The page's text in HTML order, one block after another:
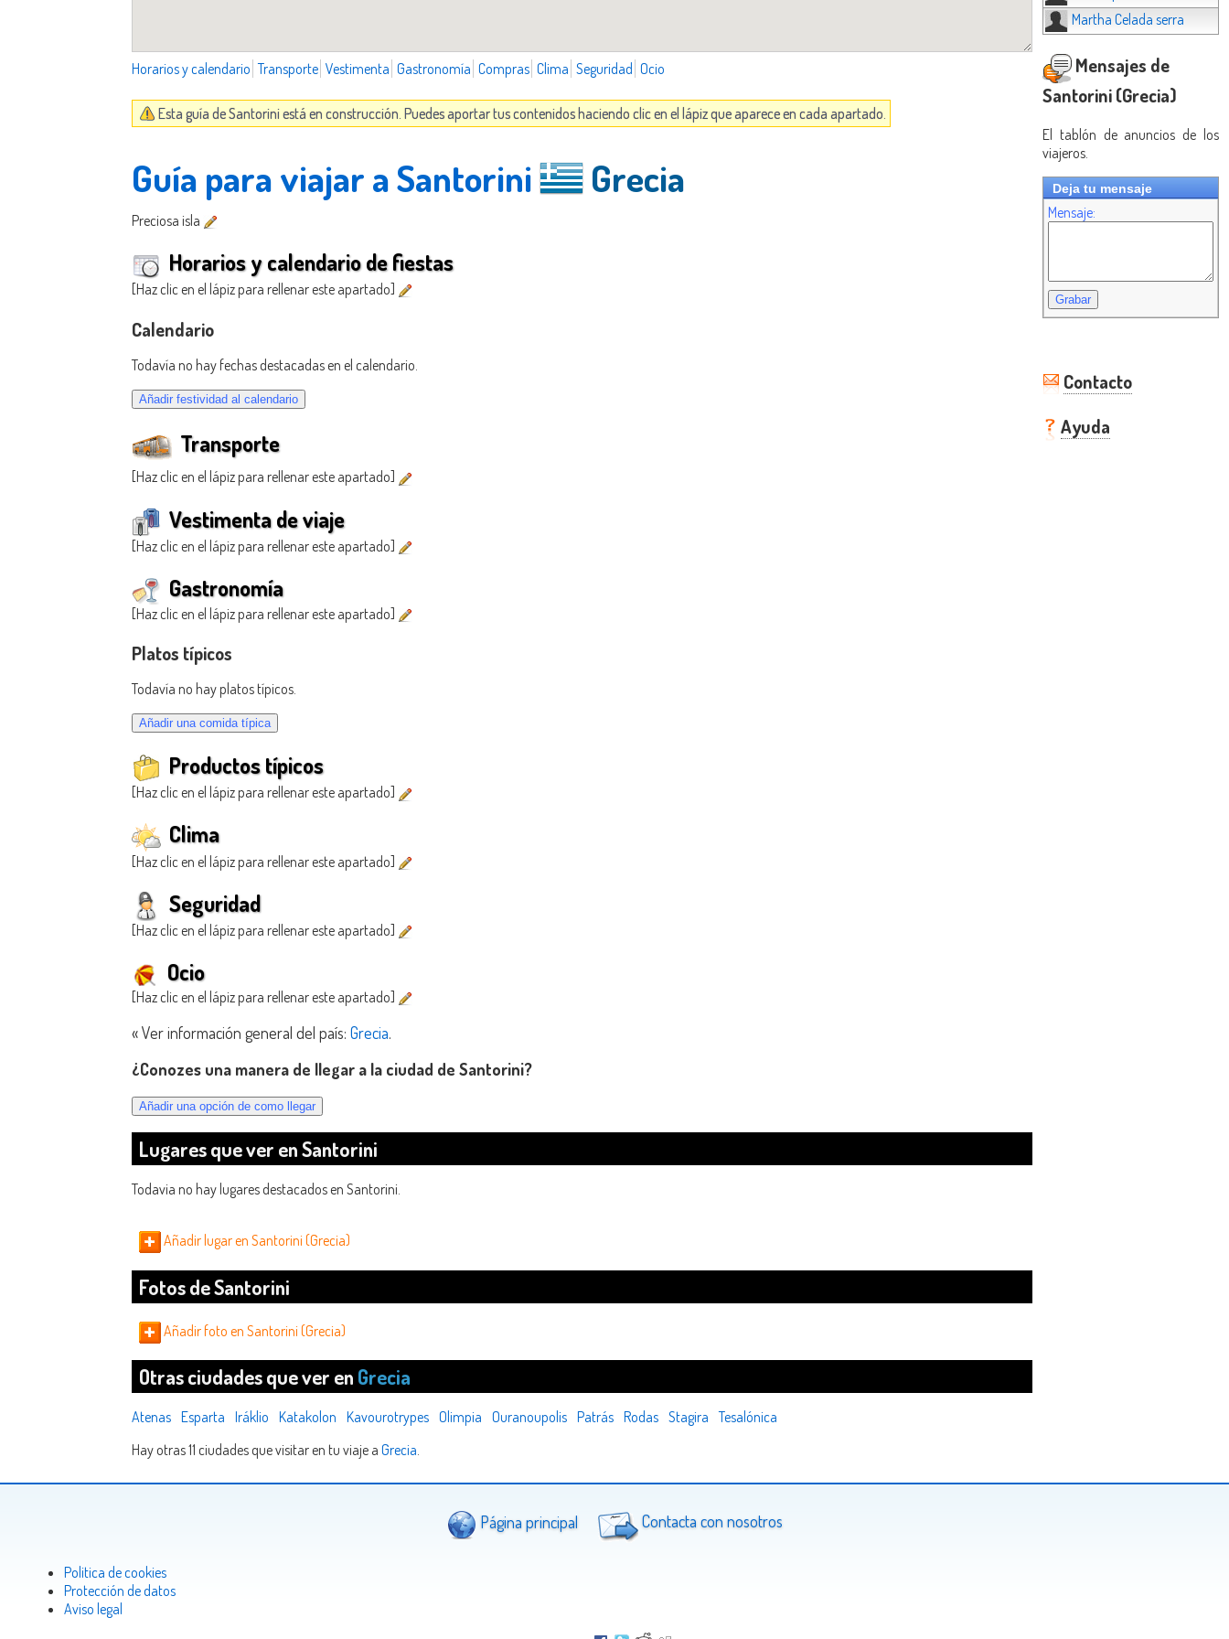
Horarios y calendario Transporte Vestimenta Gastronomía Compras Clima Seguridad Ocio
Esta guía de Santorini está en construcción. Puedes aportar tus contenidos haciendo clic en el lápiz que aparece en cada apartado.
Guía para viajar a Santorini Grecia
Preciosa isla
Horarios y calendario de fiestas
[Haz clic en el lápiz para rellenar este apartado]
Calendario
Todavía no hay fechas destacadas en el calendario.
Transporte
[Haz clic en el lápiz para rellenar este apartado]
Vestimenta de viaje
[Haz clic en el lápiz para rellenar este apartado]
Gastronomía
[Haz clic en el lápiz para rellenar este apartado]
Platos típicos
Todavía no hay platos típicos.
Productos típicos
[Haz clic en el lápiz para rellenar este apartado]
Clima
[Haz clic en el lápiz para rellenar este apartado]
Seguridad
[Haz clic en el lápiz para rellenar este apartado]
Ocio
[Haz clic en el lápiz para rellenar este apartado]
« Ver información general del país: Grecia.
¿Conozes una manera de llegar a la ciudad de Santorini?
Lugares que ver en Santorini
Todavia no hay lugares destacados en Santorini.
Añadir lugar en Santorini (Grecia)
Fotos de Santorini
Añadir foto en Santorini (Grecia)
Otras ciudades que ver en Grecia
Atenas Esparta Iráklio Katakolon Kavourotrypes Olimpia Ouranoupolis Patrás Rodas Stagira Tesalónica
Hay otras 11 ciudades que visitar en tu viaje a Grecia.
Martha Celada serra
Mensajes de
Santorini (Grecia)
El tablón de anuncios de los
viajeros.
Deja tu mensaje
Mensaje:
Contacto
Ayuda
Página principal Contacta con nosotros
Politica de cookies
Protección de datos
Aviso legal